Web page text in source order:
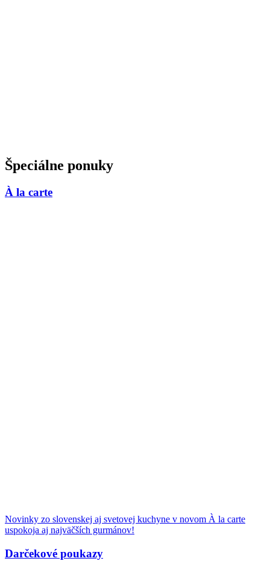
Špeciálne ponuky
À la carte
Novinky zo slovenskej aj svetovej kuchyne v novom À la carte
uspokoja aj najväčších gurmánov!
Darčekové poukazy